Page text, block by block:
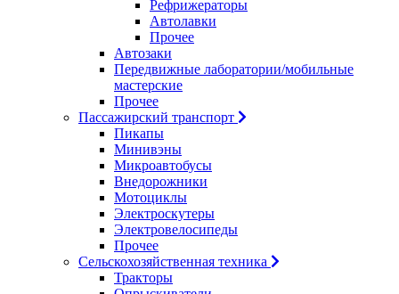
Рефрижераторы
Автолавки
Прочее
Автозаки
Передвижные лаборатории/мобильные
мастерские
Прочее
Пассажирский транспорт
Пикапы
Минивэны
Микроавтобусы
Внедорожники
Мотоциклы
Электроскутеры
Электровелосипеды
Прочее
Сельскохозяйственная техника
Тракторы